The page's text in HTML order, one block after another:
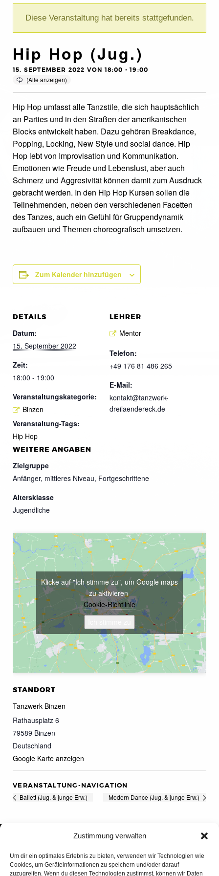
Zustimmung verwalten
Um dir ein optimales Erlebnis zu bieten, verwenden wir Technologien wie
Cookies, um Geräteinformationen zu speichern und/oder darauf
zuzugreifen. Wenn du diesen Technologien zustimmst, können wir Daten
Diese Veranstaltung hat bereits stattgefunden.
Hip Hop (Jug.)
15. SEPTEMBER 2022 VON 18:00 -19:00
Hip Hop umfasst alle Tanzstile, die sich hauptsächlich
an Parties und in den Straßen der amerikanischen
Blocks entwickelt haben. Dazu gehören Breakdance,
Popping, Locking, New Style und social dance. Hip
Hop lebt von Improvisation und Kommunikation.
Emotionen wie Freude und Lebenslust, aber auch
Schmerz und Aggresivität können damit zum Ausdruck
gebracht werden. In den Hip Hop Kursen sollen die
Teilnehmenden, neben den verschiedenen Facetten
des Tanzes, auch ein Gefühl für Gruppendynamik
aufbauen und Themen choreografisch umsetzen.
Zum Kalender hinzufügen
DETAILS
Datum:
15. September 2022
Zeit:
18:00 - 19:00
Veranstaltungskategorie:
Binzen
Veranstaltung-Tags:
Hip Hop
LEHRER
Mentor
Telefon:
+49 176 81 486 265
E-Mail:
kontakt@tanzwerk-
dreilaendereck.de
WEITERE ANGABEN
Zielgruppe
Anfänger, mittleres Niveau, Fortgeschrittene
Altersklasse
Jugendliche
STANDORT
Tanzwerk Binzen
Rathausplatz 6
79589 Binzen
Deutschland
Google Karte anzeigen
Klicke auf "Ich stimme zu", um Google maps
zu aktivieren
Cookie-Richtlinie
VERANSTALTUNG-NAVIGATION
Ballett (Jug. & junge Erw.) Modern Dance (Jug. & junge Erw.)